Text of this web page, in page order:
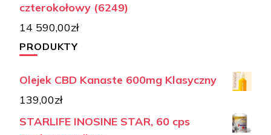
czterokołowy (6249)
14 590,00zł
PRODUKTY
Olejek CBD Kanaste 600mg Klasyczny
139,00zł
STARLIFE INOSINE STAR, 60 cps